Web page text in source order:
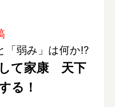
「弱み」は何か!?
て家康 天下
る！